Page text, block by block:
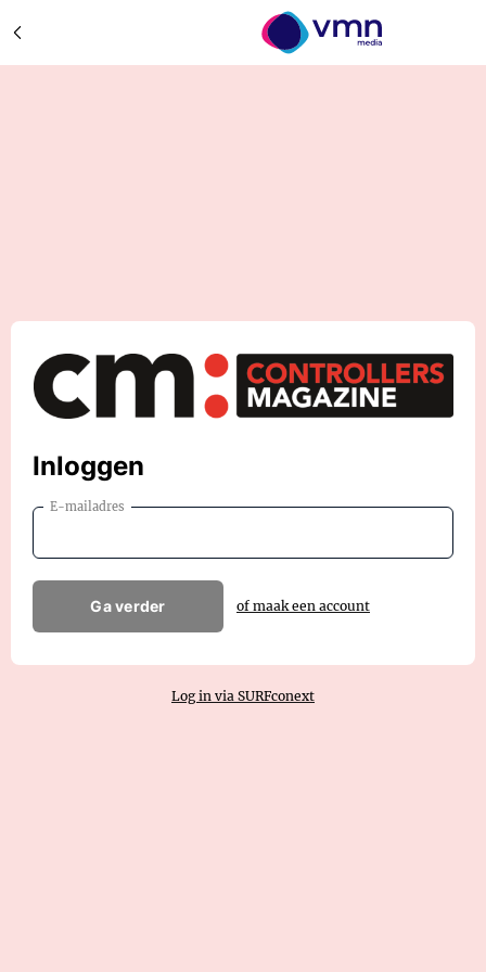
Inloggen
E-mailadres
Ga verder of maak een account
Log in via SURFconext